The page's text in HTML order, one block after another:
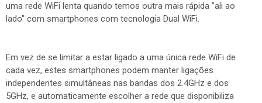
uma rede WiFi lenta quando temos outra mais rápida "ali ao
lado" com smartphones com tecnologia Dual WiFi.
Em vez de se limitar a estar ligado a uma única rede WiFi de
cada vez, estes smartphones podem manter ligações
independentes simultâneas nas bandas dos 2.4GHz e dos
5GHz, e automaticamente escolher a rede que disponibiliza